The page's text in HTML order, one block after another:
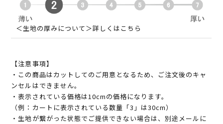
＜生地の厚みについて＞詳しくはこちら
【注意事項】
・この商品はカットしてのご用意となるため、ご注文後のキャ
ンセルはできません。
・表示されている価格は10cmの価格になります。
（例：カートに表示されている数量「3」は30cm）
・生地が繋がった状態でご提供できない場合は、別途メールに